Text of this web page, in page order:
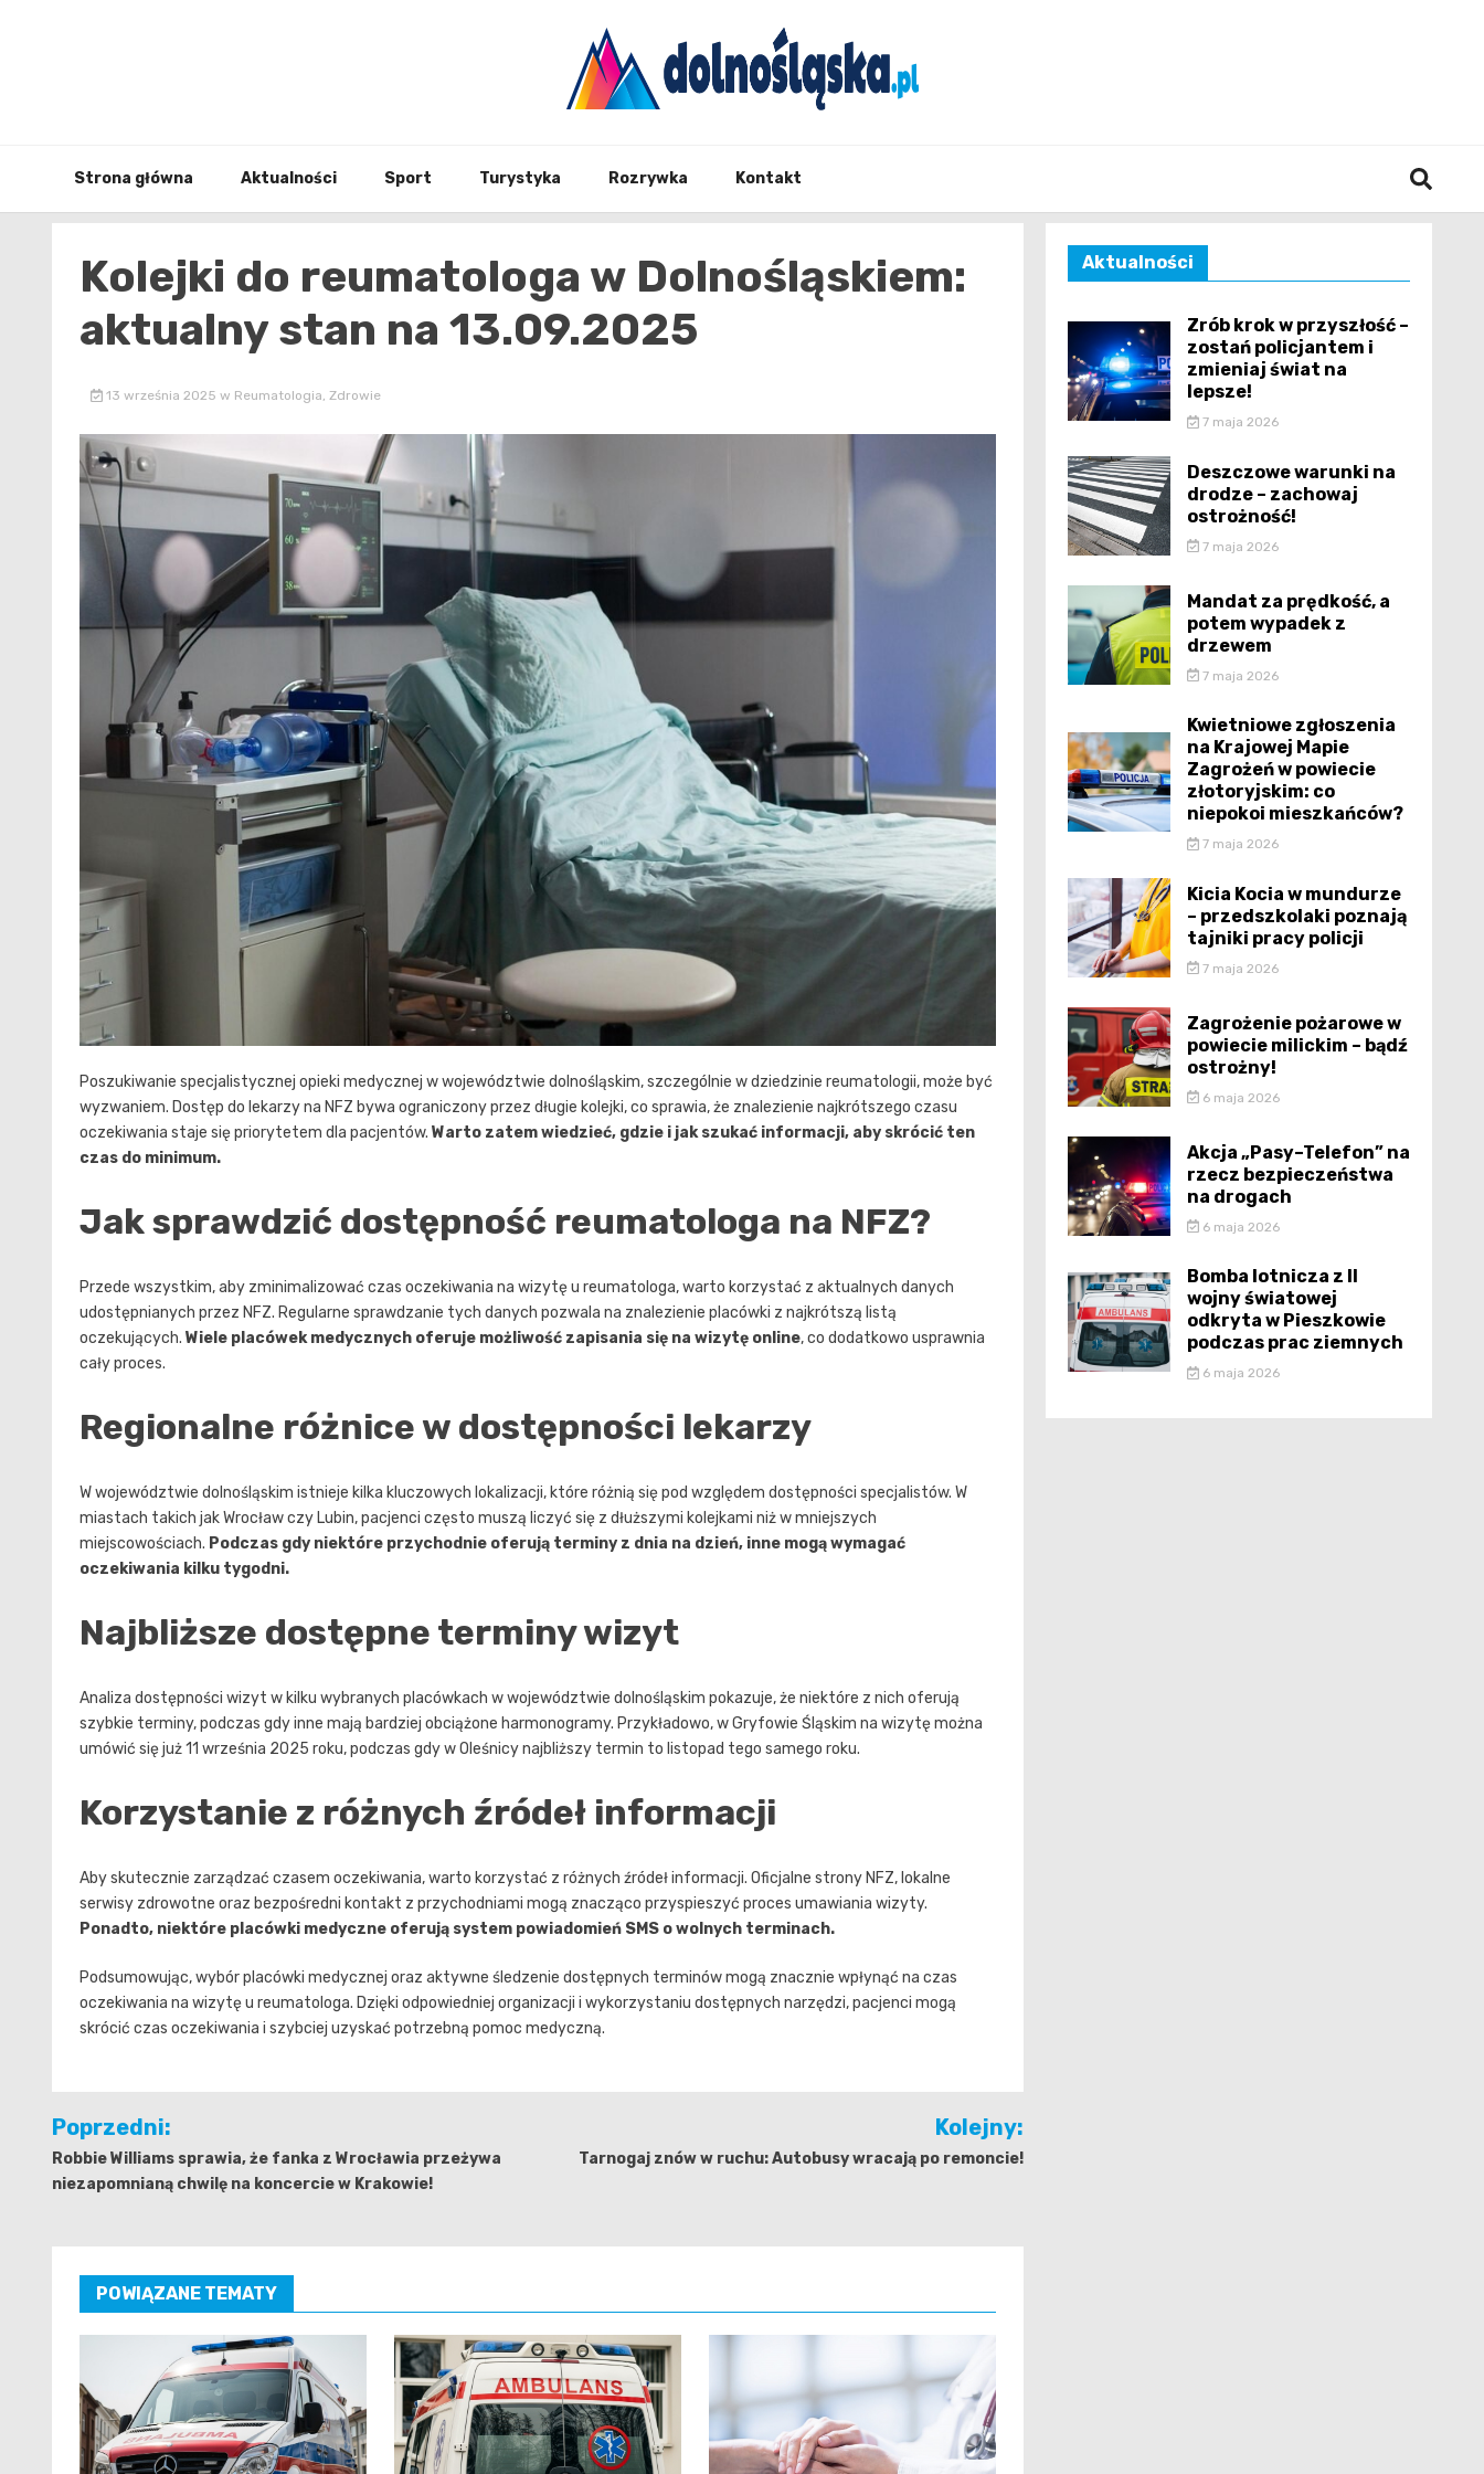
Strona główna Aktualności Sport Turystyka Rozrywka Kontakt
Kolejki do reumatologa w Dolnośląskiem:
aktualny stan na 13.09.2025
13 września 2025 w Reumatologia, Zdrowie
Poszukiwanie specjalistycznej opieki medycznej w województwie dolnośląskim, szczególnie w dziedzinie reumatologii, może być
wyzwaniem. Dostęp do lekarzy na NFZ bywa ograniczony przez długie kolejki, co sprawia, że znalezienie najkrótszego czasu
oczekiwania staje się priorytetem dla pacjentów. Warto zatem wiedzieć, gdzie i jak szukać informacji, aby skrócić ten
czas do minimum.
Jak sprawdzić dostępność reumatologa na NFZ?
Przede wszystkim, aby zminimalizować czas oczekiwania na wizytę u reumatologa, warto korzystać z aktualnych danych
udostępnianych przez NFZ. Regularne sprawdzanie tych danych pozwala na znalezienie placówki z najkrótszą listą
oczekujących. Wiele placówek medycznych oferuje możliwość zapisania się na wizytę online, co dodatkowo usprawnia
cały proces.
Regionalne różnice w dostępności lekarzy
W województwie dolnośląskim istnieje kilka kluczowych lokalizacji, które różnią się pod względem dostępności specjalistów. W
miastach takich jak Wrocław czy Lubin, pacjenci często muszą liczyć się z dłuższymi kolejkami niż w mniejszych
miejscowościach. Podczas gdy niektóre przychodnie oferują terminy z dnia na dzień, inne mogą wymagać
oczekiwania kilku tygodni.
Najbliższe dostępne terminy wizyt
Analiza dostępności wizyt w kilku wybranych placówkach w województwie dolnośląskim pokazuje, że niektóre z nich oferują
szybkie terminy, podczas gdy inne mają bardziej obciążone harmonogramy. Przykładowo, w Gryfowie Śląskim na wizytę można
umówić się już 11 września 2025 roku, podczas gdy w Oleśnicy najbliższy termin to listopad tego samego roku.
Korzystanie z różnych źródeł informacji
Aby skutecznie zarządzać czasem oczekiwania, warto korzystać z różnych źródeł informacji. Oficjalne strony NFZ, lokalne
serwisy zdrowotne oraz bezpośredni kontakt z przychodniami mogą znacząco przyspieszyć proces umawiania wizyty.
Ponadto, niektóre placówki medyczne oferują system powiadomień SMS o wolnych terminach.
Podsumowując, wybór placówki medycznej oraz aktywne śledzenie dostępnych terminów mogą znacznie wpłynąć na czas
oczekiwania na wizytę u reumatologa. Dzięki odpowiedniej organizacji i wykorzystaniu dostępnych narzędzi, pacjenci mogą
skrócić czas oczekiwania i szybciej uzyskać potrzebną pomoc medyczną.
Nawigacja
wpisu
Poprzedni:
Robbie Williams sprawia, że fanka z Wrocławia przeżywa
niezapomnianą chwilę na koncercie w Krakowie!
Kolejny:
Tarnogaj znów w ruchu: Autobusy wracają po remoncie!
POWIĄZANE TEMATY
Aktualności
Zrób krok w przyszłość –
zostań policjantem i
zmieniaj świat na
lepsze!
7 maja 2026
Deszczowe warunki na
drodze – zachowaj
ostrożność!
7 maja 2026
Mandat za prędkość, a
potem wypadek z
drzewem
7 maja 2026
Kwietniowe zgłoszenia
na Krajowej Mapie
Zagrożeń w powiecie
złotoryjskim: co
niepokoi mieszkańców?
7 maja 2026
Kicia Kocia w mundurze
– przedszkolaki poznają
tajniki pracy policji
7 maja 2026
Zagrożenie pożarowe w
powiecie milickim – bądź
ostrożny!
6 maja 2026
Akcja „Pasy–Telefon” na
rzecz bezpieczeństwa
na drogach
6 maja 2026
Bomba lotnicza z II
wojny światowej
odkryta w Pieszkowie
podczas prac ziemnych
6 maja 2026